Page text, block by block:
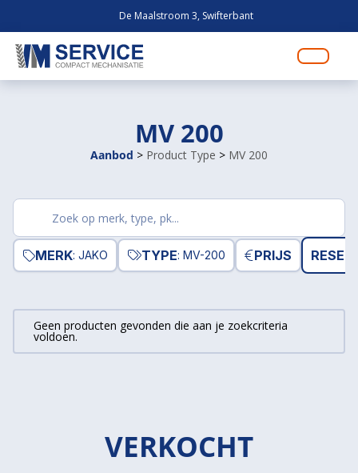
De Maalstroom 3, Swifterbant
MV 200
Aanbod > Product Type > MV 200
producten
MERK: JAKO TYPE: MV-200 PRIJS RESET
Geen producten gevonden die aan je zoekcriteria
voldoen.
VERKOCHT